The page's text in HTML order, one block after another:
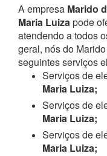
A empresa Marido
Maria Luizapode
atendendo a todos
geral, nós do
seguintes serviços
Serviços de
Maria Luiza;
Serviços de
Maria Luiza;
Serviços de
Maria Luiza;